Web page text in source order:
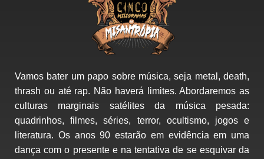
Vamos bater um papo sobre música, seja metal, death,
thrash ou até rap. Não haverá limites. Abordaremos as
culturas marginais satélites da música pesada:
quadrinhos, filmes, séries, terror, ocultismo, jogos e
literatura. Os anos 90 estarão em evidência em uma
dança com o presente e na tentativa de se esquivar da